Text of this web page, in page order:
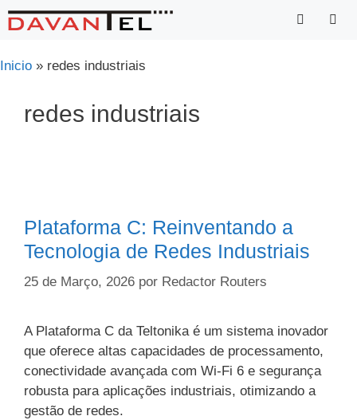
Saltar
para
conteúdo
Inicio » redes industriais
redes industriais
Plataforma C: Reinventando a
Tecnologia de Redes Industriais
25 de Março, 2026 por Redactor Routers
A Plataforma C da Teltonika é um sistema inovador
que oferece altas capacidades de processamento,
conectividade avançada com Wi-Fi 6 e segurança
robusta para aplicações industriais, otimizando a
gestão de redes.